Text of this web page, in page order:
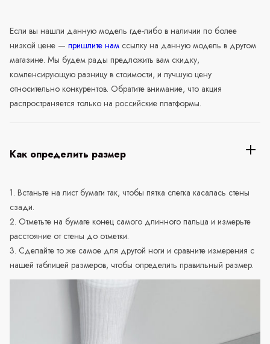
Если вы нашли данную модель где-либо в наличии по более
низкой цене — пришлите нам ссылку на данную модель в другом
магазине. Мы будем рады предложить вам скидку,
компенсирующую разницу в стоимости, и лучшую цену
относительно конкурентов. Обратите внимание, что акция
распространяется только на российские платформы.
Как определить размер
1. Встаньте на лист бумаги так, чтобы пятка слегка касалась стены
сзади.
2. Отметьте на бумаге конец самого длинного пальца и измерьте
расстояние от стены до отметки.
3. Сделайте то же самое для другой ноги и сравните измерения с
нашей таблицей размеров, чтобы определить правильный размер.